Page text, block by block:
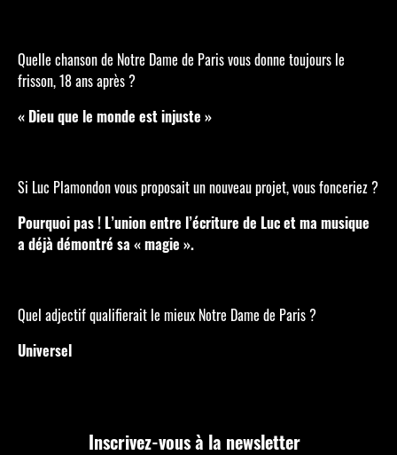
Quelle chanson de Notre Dame de Paris vous donne toujours le
frisson, 18 ans après ?
« Dieu que le monde est injuste »
Si Luc Plamondon vous proposait un nouveau projet, vous fonceriez ?
Pourquoi pas ! L’union entre l’écriture de Luc et ma musique
a déjà démontré sa « magie ».
Quel adjectif qualifierait le mieux Notre Dame de Paris ?
Universel
Inscrivez-vous à la newsletter